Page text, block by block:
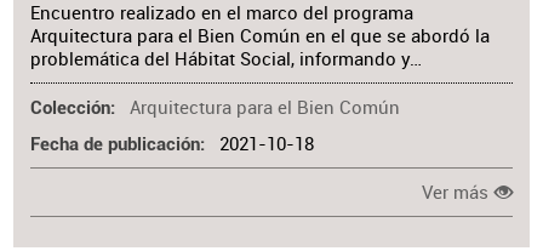
Encuentro realizado en el marco del programa
Arquitectura para el Bien Común en el que se abordó la
problemática del Hábitat Social, informando y…
Colección Arquitectura para el Bien Común
Fecha de publicación 2021-10-18
Ver más